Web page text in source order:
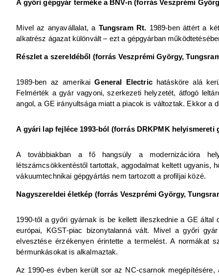
A győri gépgyár terméke a BNV-n (forrás Veszprémi
Mivel az anyavállalat, a Tungsram Rt. 1989-ben áttért a
alkatrész ágazat különvált – ezt a gépgyárban
Részlet a szereldéből (forrás Veszprémi György,
1989-ben az amerikaiGeneral Electrichatásköre alá
Felmérték a gyár vagyoni, szerkezeti helyzetét, átfogó
angol, a GE irányultsága miatt a piacok is változtak. Ekkor a
A gyári lap fejléce 1993-ból (forrás DRKPMK helyismereti
A továbbiakban a fő hangsúly a modernizációra
létszámcsökkentéstől tartottak, aggodalmat keltett ugyanis,
vákuumtechnikai gépgyártás nem tartozott a profiljai közé.
Nagyszereldei életkép (forrás Veszprémi György,
1990-től a győri gyárnak is be kellett illeszkednie a GE
európai, KGST-piac bizonytalanná vált. Mivel a győri
elvesztése érzékenyen érintette a termelést. A normákat
bérmunkásokat is alkalmaztak.
Az 1990-es évben került sor az NC-csarnok